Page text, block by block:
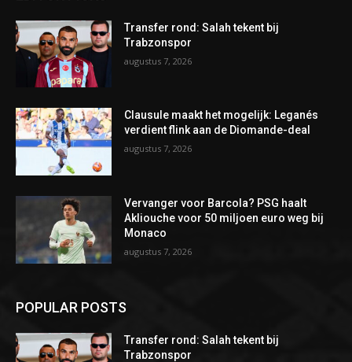
Transfer rond: Salah tekent bij
Trabzonspor
augustus 7, 2026
Clausule maakt het mogelijk: Leganés
verdient flink aan de Diomande-deal
augustus 7, 2026
Vervanger voor Barcola? PSG haalt
Akliouche voor 50 miljoen euro weg bij
Monaco
augustus 7, 2026
POPULAR POSTS
Transfer rond: Salah tekent bij
Trabzonspor